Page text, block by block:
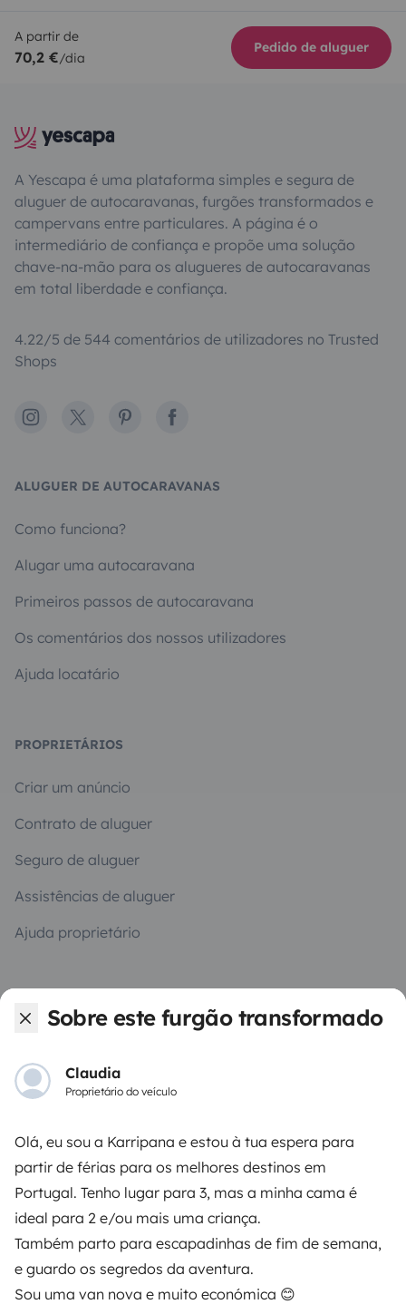
Sobre este furgão transformado
Claudia
Proprietário do veículo
Olá, eu sou a Karripana e estou à tua espera para
partir de férias para os melhores destinos em
Portugal. Tenho lugar para 3, mas a minha cama é
ideal para 2 e/ou mais uma criança.
Também parto para escapadinhas de fim de semana,
e guardo os segredos da aventura.
Sou uma van nova e muito económica 😊
A partir de
70,2 €/dia
Pedido de aluguer
A Yescapa é uma plataforma simples e segura de
aluguer de autocaravanas, furgões transformados e
campervans entre particulares. A página é o
intermediário de confiança e propõe uma solução
chave-na-mão para os alugueres de autocaravanas
em total liberdade e confiança.
4.22/5 de 544 comentários de utilizadores no Trusted
Shops
Instagram
X PinterestFacebook
ALUGUER DE AUTOCARAVANAS
Como funciona?
Alugar uma autocaravana
Primeiros passos de autocaravana
Os comentários dos nossos utilizadores
Ajuda locatário
PROPRIETÁRIOS
Criar um anúncio
Contrato de aluguer
Seguro de aluguer
Assistências de aluguer
Ajuda proprietário
Pagamento em prestações
Descarregar na
Apple Store
Disponível na
O blog Contactos Recrutamento